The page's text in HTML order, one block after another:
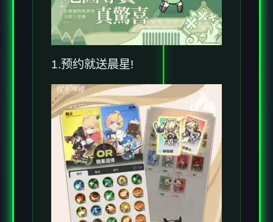
1.预约就送晨星!